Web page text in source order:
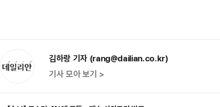
김하랑 기자 (rang@dailian.co.kr)
기사 모아 보기 >